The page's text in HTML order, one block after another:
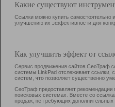
Какие существуют
Ссылки можно купить самостоятельно
улучшению их эффективности для
Как улучшить эффект от
Сервис продвижения сайтов СеоТраф
системы LinkPad отслеживает ссылки,
систем, что позволяет существенно
СеоТраф предоставляет рекомендации
поисковых системах. Вместе со
продаж, не требующих дополнительных